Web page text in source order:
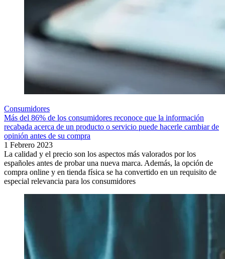
Consumidores
Más del 86% de los consumidores reconoce que la información
recabada acerca de un producto o servicio puede hacerle cambiar de
opinión antes de su compra
1 Febrero 2023
La calidad y el precio son los aspectos más valorados por los
españoles antes de probar una nueva marca. Además, la opción de
compra online y en tienda física se ha convertido en un requisito de
especial relevancia para los consumidores